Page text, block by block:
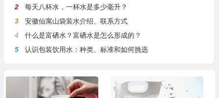
2
每天八杯水，一杯水是多少毫升？
3
安徽仙寓山袋装水介绍、联系方式
4
什么是富硒水？富硒水是怎么形成的？
5
认识包装饮用水：种类、标准和如何挑选